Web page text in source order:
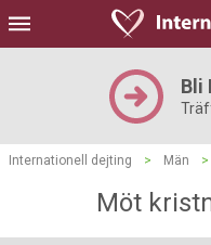
Bli
Internationell dejting > Män >
Möt